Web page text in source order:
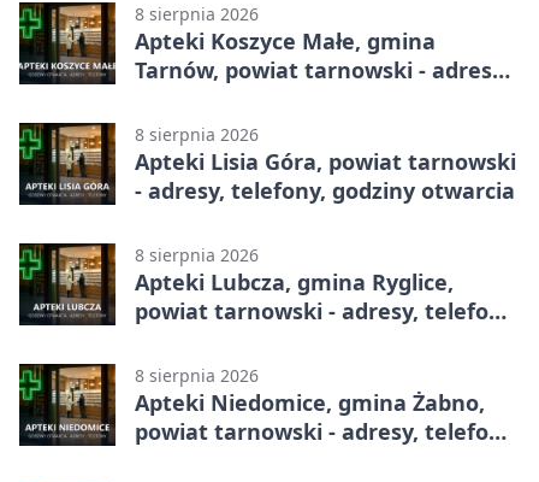
8 sierpnia 2026
Apteki Koszyce Małe, gmina
Tarnów, powiat tarnowski - adresy,
8 sierpnia 2026
Apteki Lisia Góra, powiat tarnowski
- adresy, telefony, godziny otwarcia
8 sierpnia 2026
Apteki Lubcza, gmina Ryglice,
powiat tarnowski - adresy, telefony,
8 sierpnia 2026
Apteki Niedomice, gmina Żabno,
powiat tarnowski - adresy, telefony,